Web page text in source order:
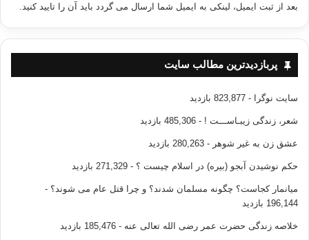
بعد از ثبت ایمیل، لینکی به ایمیل شما ارسال می گردد باید آن را تایید کنید.
پربازدیدترین مطالب سایت
سایت نوگرا - 823,877 بازدید
شعر، زندگی زیبـاســـت ! - 485,306 بازدید
عشق زن به غیر شوهر - 280,263 بازدید
حکم نوشیدن آبجو (بیره) در اسلام چیست ؟ - 271,329 بازدید
میانمار کجاست؟ چگونه مسلمان شدند؟ و چرا قتل عام می شوند؟ -
196,144 بازدید
خلاصه زندگی حضرت عمر رضی الله تعالی عنه - 185,476 بازدید